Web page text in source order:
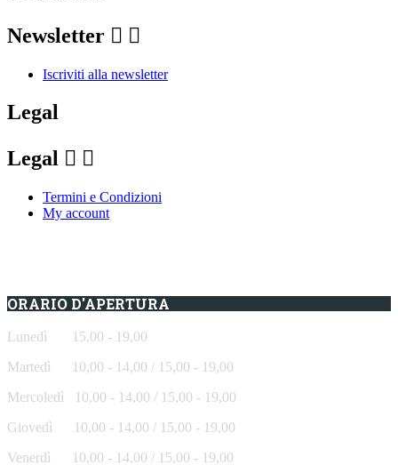
Newsletter  
Iscriviti alla newsletter
Legal
Legal  
Termini e Condizioni
My account
ORARIO D'APERTURA
Lunedì 15,00 - 19,00
Martedì 10,00 - 14,00 / 15,00 - 19,00
Mercoledì
10,00 - 14,00 / 15,00 - 19,00
Giovedì
10,00 - 14,00 / 15,00 - 19,00
Venerdì
10,00 - 14,00 / 15,00 - 19,00